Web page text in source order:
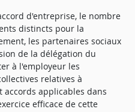
d'entreprise, le nombre
distincts pour la
les partenaires sociaux
de la délégation du
à l'employeur les
relatives à
accords applicables dans
efficace de cette